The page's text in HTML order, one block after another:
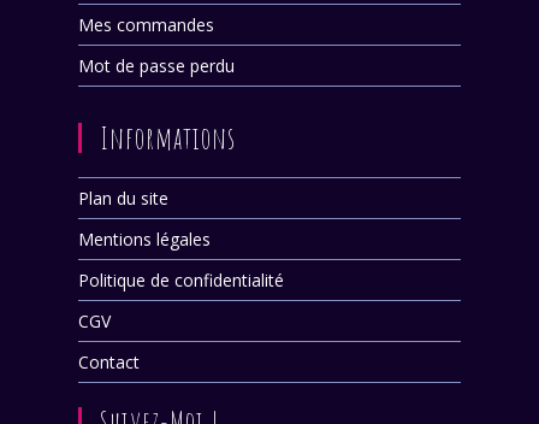
Mes commandes
Mot de passe perdu
Informations
Plan du site
Mentions légales
Politique de confidentialité
CGV
Contact